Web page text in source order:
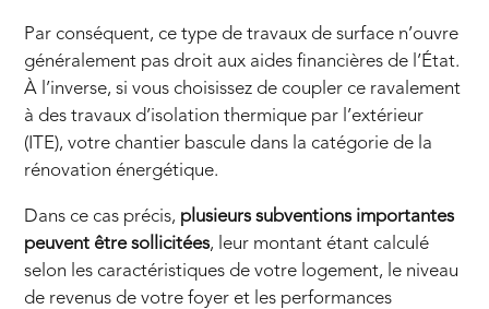
Par conséquent, ce type de travaux de surface n’ouvre
généralement pas droit aux aides financières de l’État.
À l’inverse, si vous choisissez de coupler ce ravalement
à des travaux d’isolation thermique par l’extérieur
(ITE), votre chantier bascule dans la catégorie de la
rénovation énergétique.
Dans ce cas précis, plusieurs subventions importantes
peuvent être sollicitées, leur montant étant calculé
selon les caractéristiques de votre logement, le niveau
de revenus de votre foyer et les performances